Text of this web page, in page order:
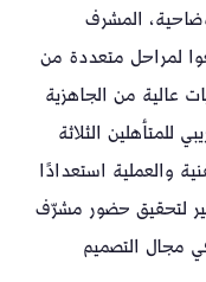
المشرف
لمراحل متعددة من
عالية من الجاهزية
للمتأهلين الثلاثة
والعملية استعدادًا
لتحقيق حضور مشرّف
مجال التصميم